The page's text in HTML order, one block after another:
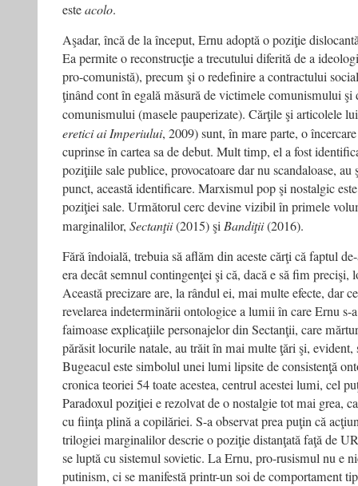
esteacolo.
Aşadar, încă de la început, Ernu adoptă o poziţie
Ea permite o reconstrucţie a trecutului diferită de a
pro-comunistă), precum şi o redefinire a contractului
ţinând cont în egală măsură de victimele comunismului şi
comunismului (masele pauperizate). Cărţile şi articolele
eretici ai Imperiului, 2009) sunt, în mare parte, o
cuprinse în cartea sa de debut. Mult timp, el a fost
poziţiile sale publice, provocatoare dar nu scandaloase,
punct, această identificare. Marxismul pop şi nostalgic
poziţiei sale. Următorul cerc devine vizibil în primele
marginalilor, Sectanţii(2015) şi Bandiţii(2016).
Fără îndoială, trebuia să aflăm din aceste cărţi că faptul
era decât semnul contingenţei şi că, dacă e să fim precişi,
Această precizare are, la rândul ei, mai multe efecte, dar
revelarea indeterminării ontologice a lumii în care Ernu s-
faimoase explicaţiile personajelor din Sectanţii, care
părăsit locurile natale, au trăit în mai multe ţări şi,
Bugeacul este simbolul unei lumi lipsite de consistenţă
cronica teoriei 54 toate acestea, centrul acestei lumi, cel
Paradoxul poziţiei e rezolvat de o nostalgie tot mai grea,
cu fiinţa plină a copilăriei. S-a observat prea puţin că
trilogiei marginalilor descrie o poziţie distanţată faţă de
se luptă cu sistemul sovietic. La Ernu, pro-rusismul nu e
putinism, ci se manifestă printr-un soi de comportament